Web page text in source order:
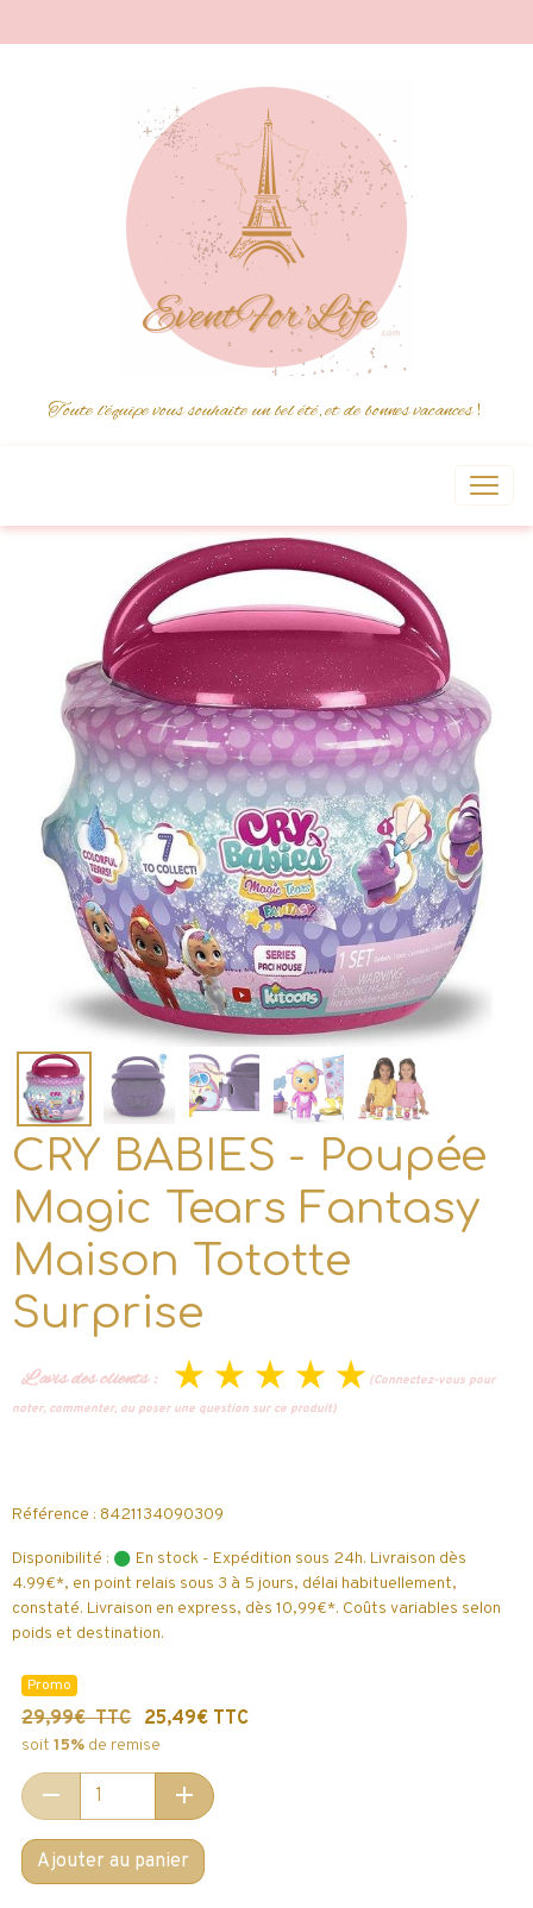
Toute l'équipe vous souhaite un bel été, et de bonnes vacances!
CRY BABIES - Poupée
Magic Tears Fantasy
Maison Tototte
Surprise
L’avis des clients :
(Connectez-vous pour
noter, commenter, ou poser une question sur ce produit)
Référence : 8421134090309
Disponibilité :
En stock - Expédition sous 24h. Livraison dès
4.99€*, en point relais sous 3 à 5 jours, délai habituellement,
constaté. Livraison en express, dès 10,99€*. Coûts variables selon
poids et destination.
Promo
29,99€ TTC 25,49€ TTC
soit 15% de remise
Ajouter au panier